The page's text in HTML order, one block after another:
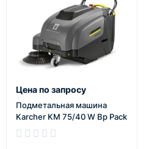
Цена по запросу
Подметальная машина
Karcher KM 75/40 W Bp Pack